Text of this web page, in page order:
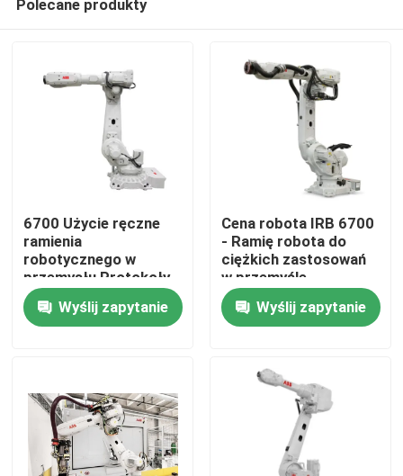
Do domu
Produkty
Pokaz VR
Polecane produkty
6700 Użycie ręczne
ramienia
robotycznego w
przemysłu Protokoły
programowania
Wyślij zapytanie
Cena robota IRB 6700
- Ramię robota do
ciężkich zastosowań
w przemyśle
Wyślij zapytanie